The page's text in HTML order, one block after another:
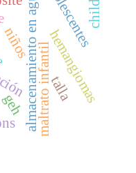
almacenamiento en aguamaltrato infantilhemangiomas
niños
talla
geh